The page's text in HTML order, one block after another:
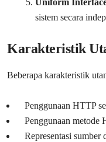
sistem secara
Karakteristik
Beberapa karakteristik
Penggunaan HTTP
Penggunaan
Representasi